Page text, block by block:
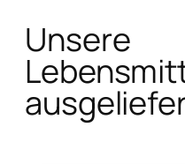
Unsere